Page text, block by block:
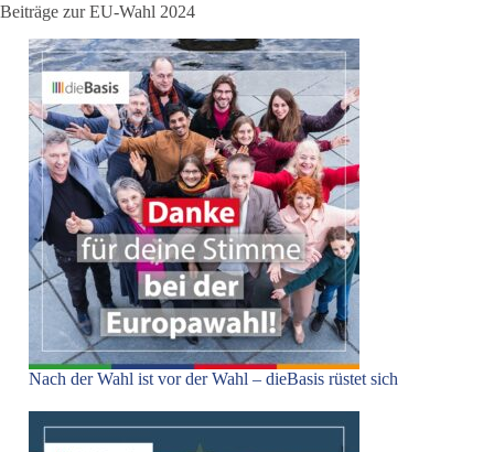
Beiträge zur EU-Wahl 2024
Nach der Wahl ist vor der Wahl – dieBasis rüstet sich